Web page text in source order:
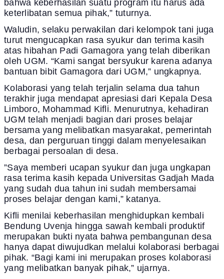
bahwa keberhasilan suatu program itu harus ada
keterlibatan semua pihak,” tuturnya.
Waludin, selaku perwakilan dari kelompok tani juga
turut mengucapkan rasa syukur dan terima kasih
atas hibahan Padi Gamagora yang telah diberikan
oleh UGM. “Kami sangat bersyukur karena adanya
bantuan bibit Gamagora dari UGM,” ungkapnya.
Kolaborasi yang telah terjalin selama dua tahun
terakhir juga mendapat apresiasi dari Kepala Desa
Limboro, Mohammad Kifli. Menurutnya, kehadiran
UGM telah menjadi bagian dari proses belajar
bersama yang melibatkan masyarakat, pemerintah
desa, dan perguruan tinggi dalam menyelesaikan
berbagai persoalan di desa.
”Saya memberi ucapan syukur dan juga ungkapan
rasa terima kasih kepada Universitas Gadjah Mada
yang sudah dua tahun ini sudah membersamai
proses belajar dengan kami,” katanya.
Kifli menilai keberhasilan menghidupkan kembali
Bendung Uvenja hingga sawah kembali produktif
merupakan bukti nyata bahwa pembangunan desa
hanya dapat diwujudkan melalui kolaborasi berbagai
pihak. “Bagi kami ini merupakan proses kolaborasi
yang melibatkan banyak pihak,” ujarnya.